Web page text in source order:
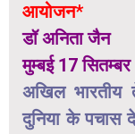
आयोजन*
डॉ अनिता जैन
मुम्बई 17 सितम्बर
अखिल भारतीय
दुनिया के पचास